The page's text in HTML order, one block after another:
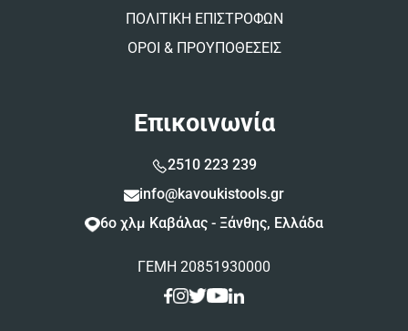
ΠΟΛΙΤΙΚΗ ΕΠΙΣΤΡΟΦΩΝ
ΟΡΟΙ & ΠΡΟΥΠΟΘΕΣΕΙΣ
Επικοινωνία
2510 223 239
info@kavoukistools.gr
6ο χλμ Καβάλας - Ξάνθης, Ελλάδα
ΓΕΜΗ 20851930000